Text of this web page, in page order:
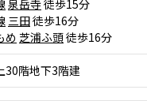
泉岳寺徒歩15分
三田徒歩16分
め 芝浦ふ頭徒歩16分
30階地下3階建